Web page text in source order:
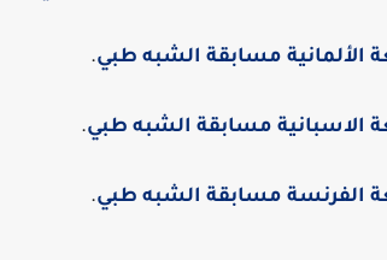
الألمانية مسابقة الشبه طبي.
الاسبانية مسابقة الشبه طبي.
الفرنسة مسابقة الشبه طبي.